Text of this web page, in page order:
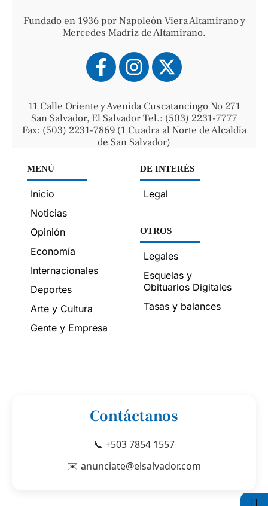
Fundado en 1936 por Napoleón Viera Altamirano y
Mercedes Madriz de Altamirano.
11 Calle Oriente y Avenida Cuscatancingo No 271
San Salvador, El Salvador Tel.: (503) 2231-7777
Fax: (503) 2231-7869 (1 Cuadra al Norte de Alcaldía
de San Salvador)
MENÚ
Inicio
Noticias
Opinión
Economía
Internacionales
Deportes
Arte y Cultura
Gente y Empresa
DE INTERÉS
Legal
OTROS
Legales
Esquelas y
Obituarios Digitales
Tasas y balances
Contáctanos
📞 +503 7854 1557
✉️ anunciate@elsalvador.com